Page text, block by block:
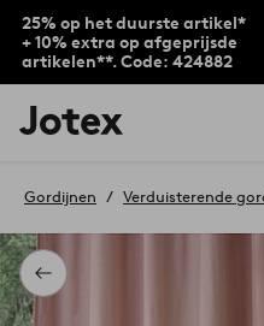
25% op het duurste artikel*
+ 10% extra op afgeprijsde
artikelen**. Code: 424882
Jotex
logo
to
home
page
Terug
Gordijnen Verduisterende